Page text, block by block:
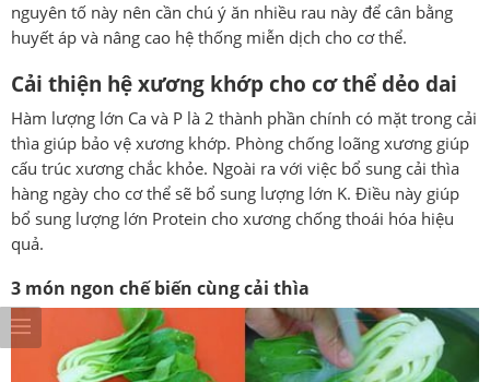
nguyên tố này nên cần chú ý ăn nhiều rau này để cân bằng
huyết áp và nâng cao hệ thống miễn dịch cho cơ thể.
Cải thiện hệ xương khớp cho cơ thể dẻo dai
Hàm lượng lớn Ca và P là 2 thành phần chính có mặt trong cải
thìa giúp bảo vệ xương khớp. Phòng chống loãng xương giúp
cấu trúc xương chắc khỏe. Ngoài ra với việc bổ sung cải thìa
hàng ngày cho cơ thể sẽ bổ sung lượng lớn K. Điều này giúp
bổ sung lượng lớn Protein cho xương chống thoái hóa hiệu
quả.
3 món ngon chế biến cùng cải thìa